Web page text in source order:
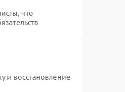
что
и восстановление